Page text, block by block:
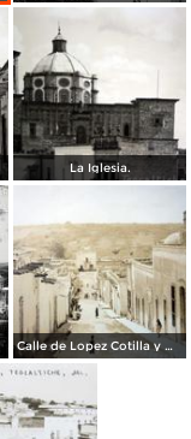
La Iglesia.
Calle de Lopez Cotilla y Morelos.